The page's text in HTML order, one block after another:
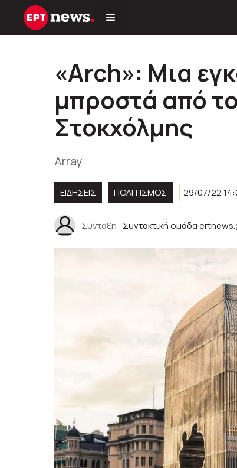
Μετάβαση
«Arch»: Μια
μπροστά από
Στοκχόλμης
Array
ΕΙΔΗΣΕΙΣ ΠΟΛΙΤΙΣΜΟΣ 29/07/22
Σύνταξη Συντακτική ομάδα